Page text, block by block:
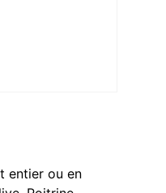
entier ou en